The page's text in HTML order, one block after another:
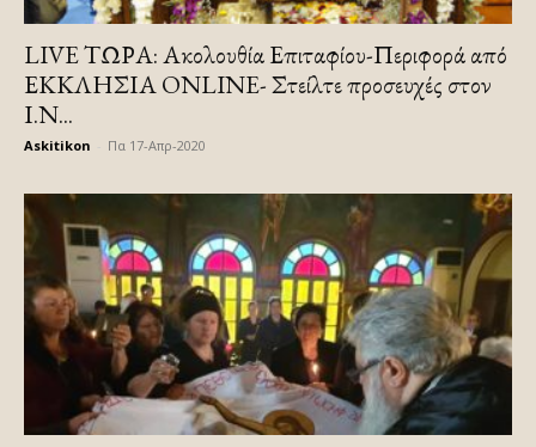
LIVE ΤΩΡΑ: Ακολουθία Επιταφίου-Περιφορά από
ΕΚΚΛΗΣΙΑ ONLINE- Στείλτε προσευχές στον
Ι.Ν...
Askitikon Πα 17-Απρ-2020